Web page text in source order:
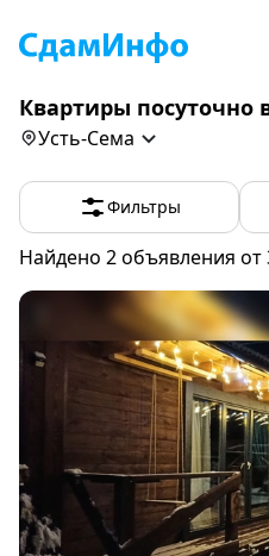
Квартиры посуточно
Усть-Сема
Фильтры
Найдено 2объявления от